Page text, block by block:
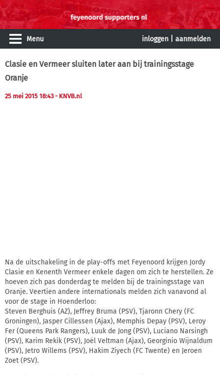
Menu inloggen aanmelden
Clasie en Vermeer sluiten later aan bij trainingsstage
Oranje
25 mei 2015 18:43- KNVB.nl
Na de uitschakeling in de play-offs met Feyenoord krijgen Jordy
Clasie en Kenenth Vermeer enkele dagen om zich te herstellen. Ze
hoeven zich pas donderdag te melden bij de trainingsstage van
Oranje. Veertien andere internationals melden zich vanavond al
voor de stage in Hoenderloo:
Steven Berghuis (AZ), Jeffrey Bruma (PSV), Tjaronn Chery (FC
Groningen), Jasper Cillessen (Ajax), Memphis Depay (PSV), Leroy
Fer (Queens Park Rangers), Luuk de Jong (PSV), Luciano Narsingh
(PSV), Karim Rekik (PSV), Joël Veltman (Ajax), Georginio Wijnaldum
(PSV), Jetro Willems (PSV), Hakim Ziyech (FC Twente) en Jeroen
Zoet (PSV).